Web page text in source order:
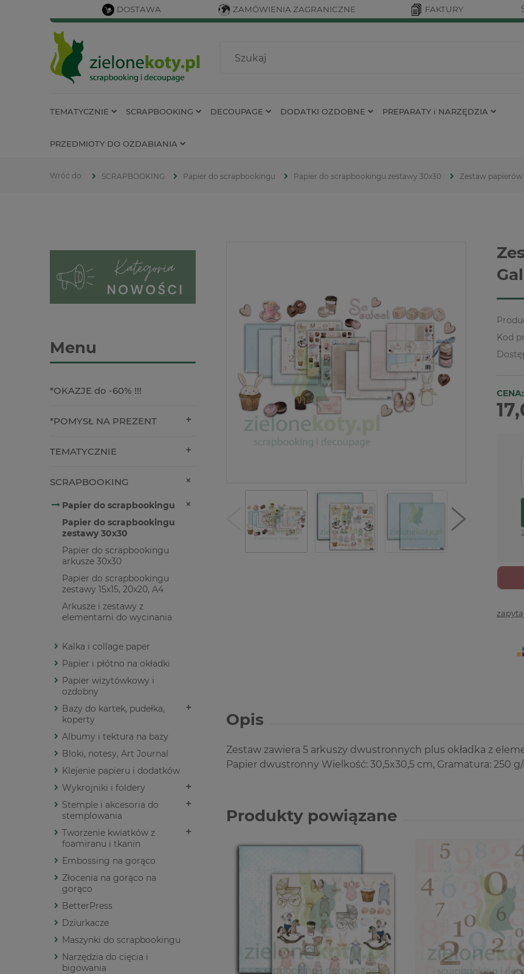
DOSTAWA ZAMÓWIENIA ZAGRANICZNE FAKTURY
TEMATYCZNIE SCRAPBOOKING DECOUPAGE DODATKI OZDOBNE PREPARATY i NARZĘDZIA
PRZEDMIOTY DO OZDABIANIA
SCRAPBOOKING Papier do scrapbookingu Papier do scrapbookingu zestawy 30x30 Zestaw papierów
Menu
*OKAZJE do -60% !!!
*POMYSŁ NA PREZENT
TEMATYCZNIE
SCRAPBOOKING
Papier do scrapbookingu
Papier do scrapbookingu
zestawy 30x30
Papier do scrapbookingu
arkusze 30x30
Papier do scrapbookingu
zestawy 15x15, 20x20, A4
Arkusze i zestawy z
elementami do wycinania
Kalka i collage paper
Papier i płótno na okładki
Papier wizytówkowy i
ozdobny
Bazy do kartek, pudełka,
koperty
Albumy i tektura na bazy
Bloki, notesy, Art Journal
Klejenie papieru i dodatków
Wykrojniki i foldery
Stemple i akcesoria do
stemplowania
Tworzenie kwiatków z
foamiranu i tkanin
Embossing na gorąco
Złocenia na gorąco na
gorąco
BetterPress
Dziurkacze
Maszynki do scrapbookingu
Narzędzia do cięcia i
bigowania
Kod
CENA:
Opis
Zestaw zawiera 5 arkuszy dwustronnych plus okładka z
Papier dwustronny Wielkość: 30,5x30,5 cm, Gramatura: 250
Produkty powiązane